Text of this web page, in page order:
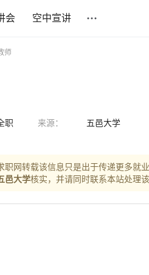
会 空中宣讲
师
职 来源：
五邑大学
职网转载该信息只是出于传递更多就
邑大学核实，并请同时联系本站处理该